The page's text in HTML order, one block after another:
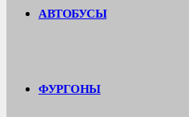
АВТОБУСЫ
ФУРГОНЫ